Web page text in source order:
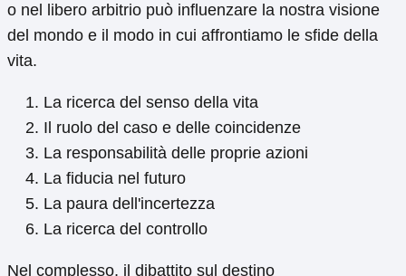
o nel libero arbitrio può influenzare la nostra visione
del mondo e il modo in cui affrontiamo le sfide della
vita.
La ricerca del senso della vita
Il ruolo del caso e delle coincidenze
La responsabilità delle proprie azioni
La fiducia nel futuro
La paura dell'incertezza
La ricerca del controllo
Nel complesso, il dibattito sul destino